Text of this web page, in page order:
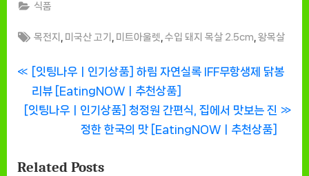
식품
Tags:
목전지 미국산 고기 미트아울렛 ,수입 돼지 목살 2.5cm ,왕목살
글
탐
P
r
e
o
[잇팅나우ㅣ인기상품] 하림 자연실록 IFF무항생제 닭봉
리뷰 [EatingNOWㅣ추천상품]
N
t
[잇팅나우ㅣ인기상품] 청정원 간편식, 집에서 맛보는 진
정한 한국의 맛 [EatingNOWㅣ추천상품]
Related Posts